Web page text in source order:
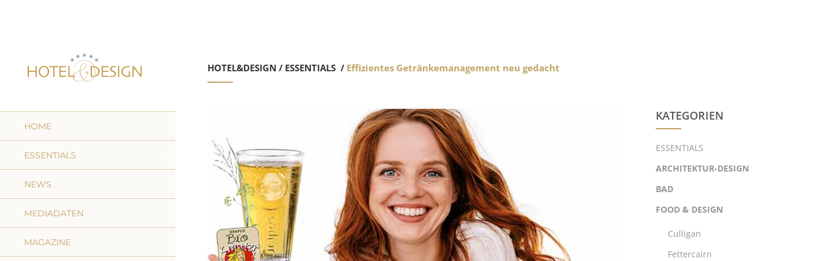
HOME
ESSENTIALS
NEWS
MEDIADATEN
MAGAZINE
HOTEL&DESIGN / ESSENTIALS / Effizientes Getränkemanagement neu gedacht
KATEGORIEN
ESSENTIALS
ARCHITEKTUR-DESIGN
BAD
FOOD & DESIGN
Culligan
Fettercairn